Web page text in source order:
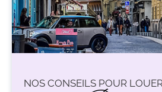
NOS CONSEILS POUR